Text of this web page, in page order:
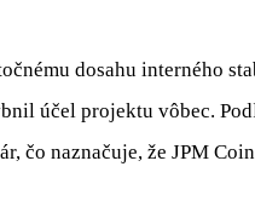
dosahu interného
účel projektu vôbec.
čo naznačuje, že JPM